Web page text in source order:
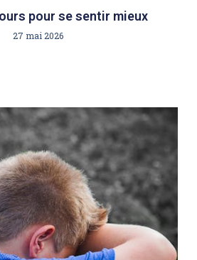
pour se sentir mieux
27 mai 2026